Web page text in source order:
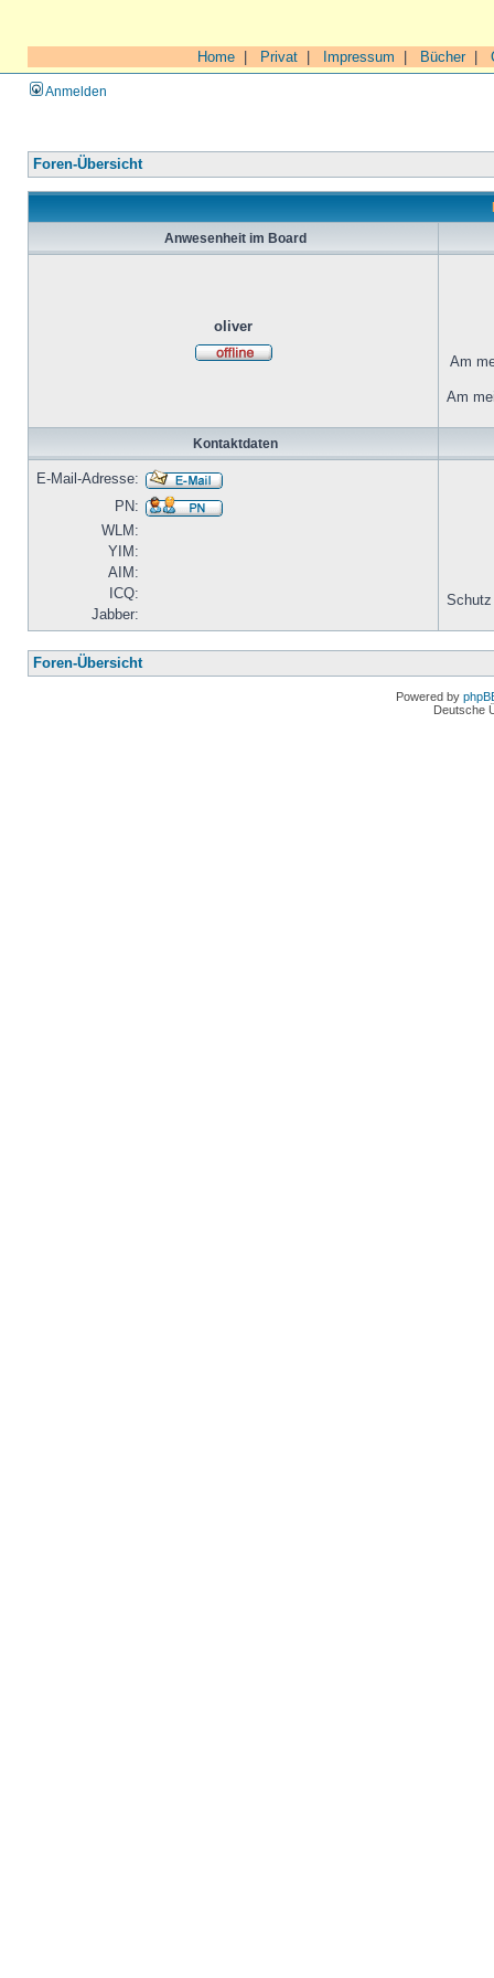
Home Privat Impressum Bücher|
Anmelden
Foren-Übersicht
Anwesenheit im Board
oliver
Am
Am
Kontaktdaten
E-Mail-Adresse:
PN:
WLM:
YIM:
AIM:
ICQ:
Jabber:
Schutz
Foren-Übersicht
Powered by
Deutsche